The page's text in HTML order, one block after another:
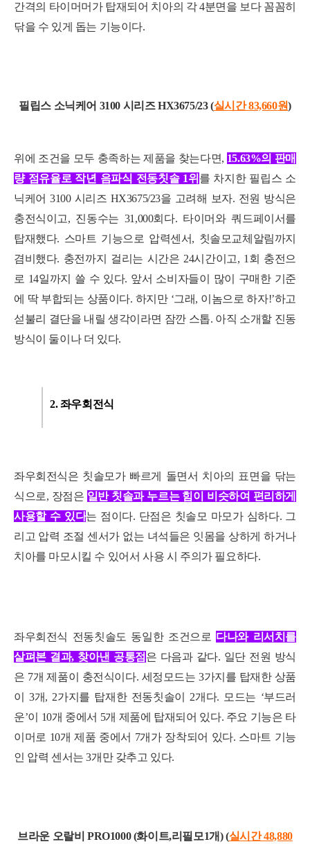
간격의 타이머머가 탑재되어 치아의 각 4분면을 보다 꼼꼼히
닦을 수 있게 돕는 기능이다.
필 립스 소닉케어 3100 시리즈 HX3675/23 (실시간 83,660원)
위에 조건을 모두 충족하는 제품을 찾는다면, 15.63%의 판매
량 점유율로 작년 음파식 전동칫솔 1위 를 차지한 필립스 소
닉케어 3100 시리즈 HX3675/23을 고려해 보자. 전원 방식은
충전식이고, 진동수는 31,000회다. 타이머와 쿼드페이서를
탑재했다. 스마트 기능으로 압력센서, 칫솔모교체알림까지
겸비했다. 충전까지 걸리는 시간은 24시간이고, 1회 충전으
로 14일까지 쓸 수 있다. 앞서 소비자들이 많이 구매한 기준
에 딱 부합되는 상품이다. 하지만 ‘그래, 이놈으로 하자!’하고
섣불리 결단을 내릴 생각이라면 잠깐 스톱. 아직 소개할 진동
방식이 둘이나 더 있다.
2. 좌우회전식
좌우회전식은 칫솔모가 빠르게 돌면서 치아의 표면을 닦는
식으로, 장점은 일반 칫솔과 누르는 힘이 비슷하여 편리하게
사용할수 있다는 점이다. 단점은 칫솔모 마모가 심하다. 그
리고 압력 조절 센서가 없는 녀석들은 잇몸을 상하게 하거나
치아를 마모시킬 수 있어서 사용 시 주의가 필요하다.
좌우회전식 전동칫솔도 동일한 조건으로 다나와 리서치를
살펴본 결과, 찾아낸 공통점 은 다음과 같다. 일단 전원 방식
은 7개 제품이 충전식이다. 세정모드는 3가지를 탑재한 상품
이 3개, 2가지를 탑재한 전동칫솔이 2개다. 모드는 ‘부드러
운’이 10개 중에서 5개 제품에 탑재되어 있다. 주요 기능은 타
이머로 10개 제품 중에서 7개가 장착되어 있다. 스마트 기능
인 압력 센서는 3개만 갖추고 있다.
브라운 오랄비 PRO1000 (화이트,리필모1개) (실시간 48,880